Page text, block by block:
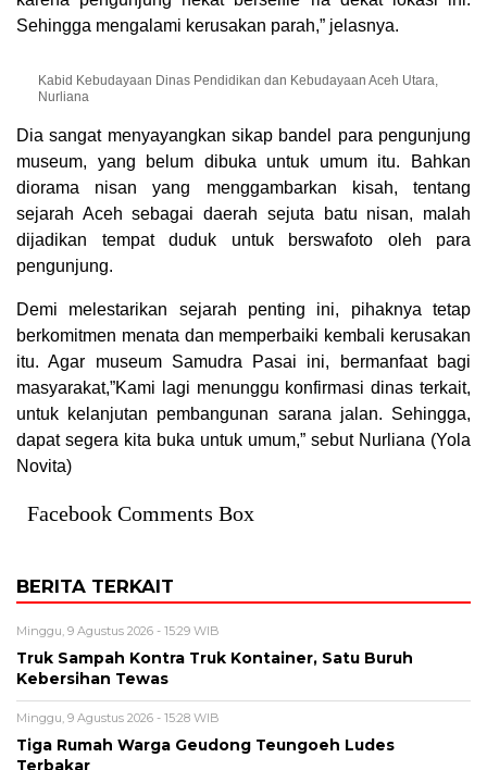
Sehingga mengalami kerusakan parah,” jelasnya.
Kabid Kebudayaan Dinas Pendidikan dan Kebudayaan Aceh Utara,
Nurliana
Dia sangat menyayangkan sikap bandel para pengunjung
museum, yang belum dibuka untuk umum itu. Bahkan
diorama nisan yang menggambarkan kisah, tentang
sejarah Aceh sebagai daerah sejuta batu nisan, malah
dijadikan tempat duduk untuk berswafoto oleh para
pengunjung.
Demi melestarikan sejarah penting ini, pihaknya tetap
berkomitmen menata dan memperbaiki kembali kerusakan
itu. Agar museum Samudra Pasai ini, bermanfaat bagi
masyarakat,”Kami lagi menunggu konfirmasi dinas terkait,
untuk kelanjutan pembangunan sarana jalan. Sehingga,
dapat segera kita buka untuk umum,” sebut Nurliana (Yola
Novita)
Facebook Comments Box
BERITA TERKAIT
Minggu, 9 Agustus 2026 - 15:29 WIB
Truk Sampah Kontra Truk Kontainer, Satu Buruh
Kebersihan Tewas
Minggu, 9 Agustus 2026 - 15:28 WIB
Tiga Rumah Warga Geudong Teungoeh Ludes
Terbakar